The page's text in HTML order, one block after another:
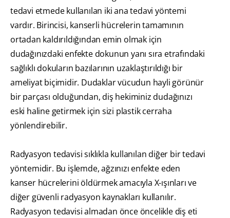
tedavi etmede kullanılan iki ana tedavi yöntemi
vardır. Birincisi, kanserli hücrelerin tamamının
ortadan kaldırıldığından emin olmak için
dudağınızdaki enfekte dokunun yanı sıra etrafındaki
sağlıklı dokuların bazılarının uzaklaştırıldığı bir
ameliyat biçimidir. Dudaklar vücudun hayli görünür
bir parçası olduğundan, diş hekiminiz dudağınızı
eski haline getirmek için sizi plastik cerraha
yönlendirebilir.
Radyasyon tedavisi sıklıkla kullanılan diğer bir tedavi
yöntemidir. Bu işlemde, ağzınızı enfekte eden
kanser hücrelerini öldürmek amacıyla X-ışınları ve
diğer güvenli radyasyon kaynakları kullanılır.
Radyasyon tedavisi almadan önce öncelikle diş eti